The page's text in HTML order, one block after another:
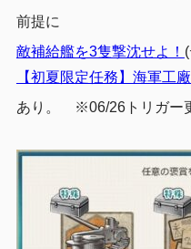
前提に
敵補給艦を3隻撃沈せよ！
【初夏限定任務】海軍工
あり。 ※06/26トリガー